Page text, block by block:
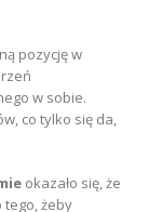
pozycję w
w sobie.
co tylko się da,
okazało się, że
żeby